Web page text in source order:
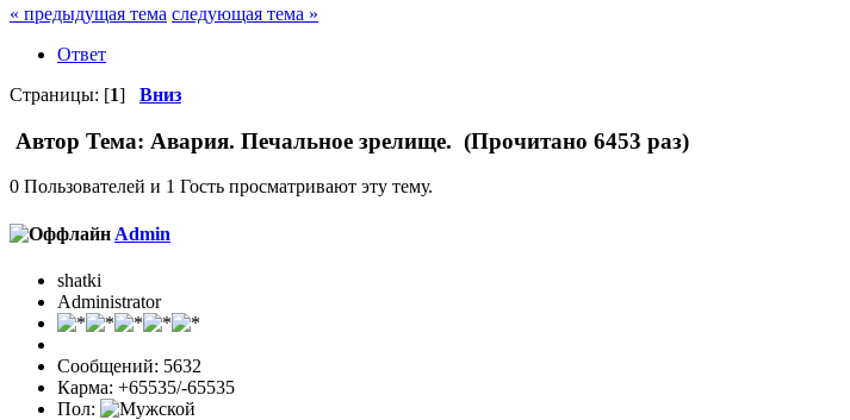
« предыдущая тема следующая тема »
Ответ
Страницы: [1] Вниз
Автор Тема: Авария. Печальное зрелище. (Прочитано 6453 раз)
0 Пользователей и 1 Гость просматривают эту тему.
Admin
shatki
Administrator
Сообщений: 5632
Карма: +65535/-65535
Пол: